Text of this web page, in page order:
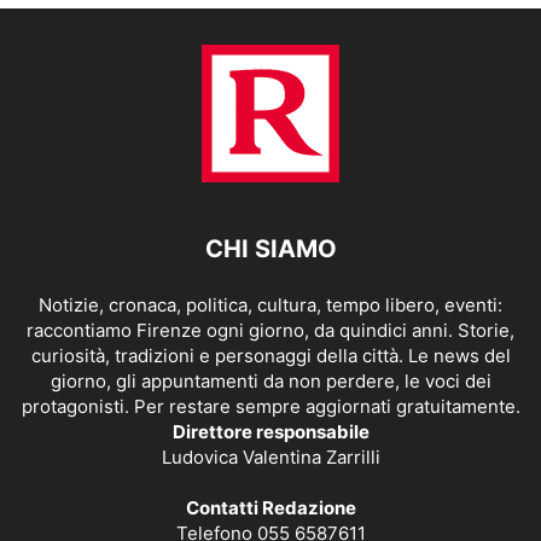
CHI SIAMO
Notizie, cronaca, politica, cultura, tempo libero, eventi:
raccontiamo Firenze ogni giorno, da quindici anni. Storie,
curiosità, tradizioni e personaggi della città. Le news del
giorno, gli appuntamenti da non perdere, le voci dei
protagonisti. Per restare sempre aggiornati gratuitamente.
Direttore responsabile
Ludovica Valentina Zarrilli
Contatti Redazione
Telefono 055 6587611